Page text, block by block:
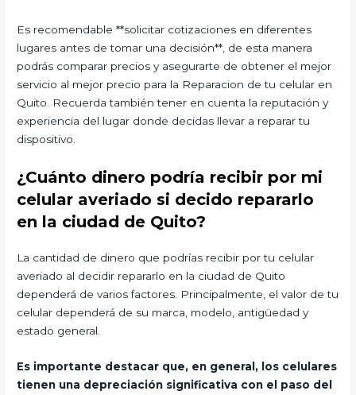
Es recomendable **solicitar cotizaciones en diferentes
lugares antes de tomar una decisión**, de esta manera
podrás comparar precios y asegurarte de obtener el mejor
servicio al mejor precio para la Reparacion de tu celular en
Quito. Recuerda también tener en cuenta la reputación y
experiencia del lugar donde decidas llevar a reparar tu
dispositivo.
¿Cuánto dinero podría recibir por mi
celular averiado si decido repararlo
en la ciudad de Quito?
La cantidad de dinero que podrías recibir por tu celular
averiado al decidir repararlo en la ciudad de Quito
dependerá de varios factores. Principalmente, el valor de tu
celular dependerá de su marca, modelo, antigüedad y
estado general.
Es importante destacar que, en general, los celulares
tienen una depreciación significativa con el paso del